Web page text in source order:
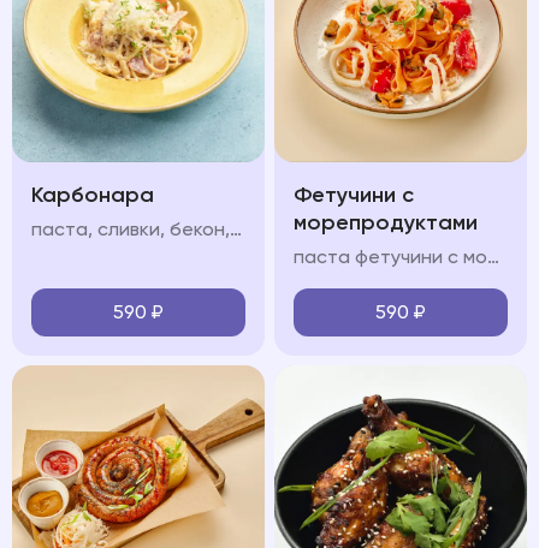
Карбонара
паста, сливки, бекон, яйцо, пармезан
590 ₽
Фетучини с
морепродуктами
паста фетучини с морепродуктами в сливочно-томатном соусе с кальмарами, мидиями и креветками
590 ₽